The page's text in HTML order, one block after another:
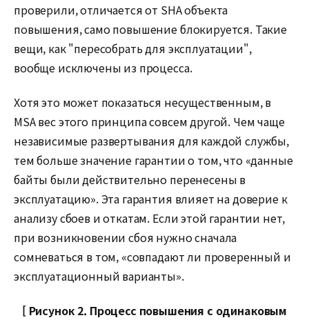
проверили, отличается от SHA объекта
повышения, само повышение блокируется. Такие
вещи, как "пересобрать для эксплуатации",
вообще исключены из процесса.
Хотя это может показаться несущественным, в
MSA вес этого принципа совсем другой. Чем чаще
независимые развертывания для каждой службы,
тем больше значение гарантии о том, что «данные
байты были действительно перенесены в
эксплуатацию». Эта гарантия влияет на доверие к
анализу сбоев и откатам. Если этой гарантии нет,
при возникновении сбоя нужно сначала
сомневаться в том, «совпадают ли проверенный и
эксплуатационный варианты».
[ Рисунок 2. Процесс повышения с одинаковым